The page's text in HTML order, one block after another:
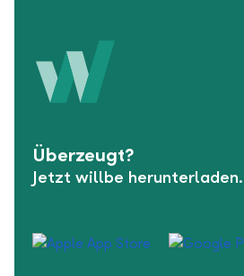
Überzeugt?
Jetzt willbe herunterladen.